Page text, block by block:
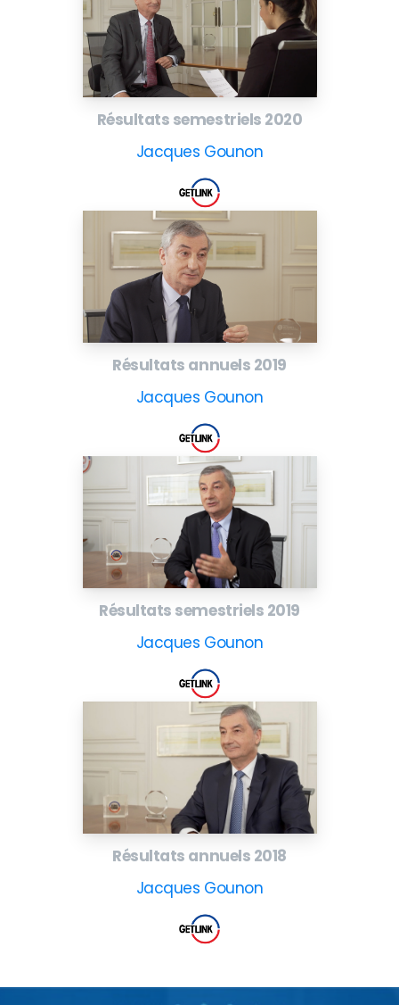
Résultats semestriels 2020
Jacques Gounon
Résultats annuels 2019
Jacques Gounon
Résultats semestriels 2019
Jacques Gounon
Résultats annuels 2018
Jacques Gounon